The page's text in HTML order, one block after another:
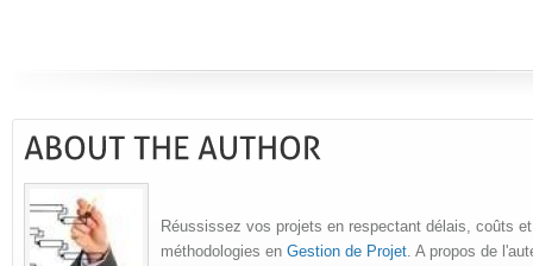
Réussissez vos projets en respectant délais, coûts
méthodologies en Gestion de Projet. A propos de